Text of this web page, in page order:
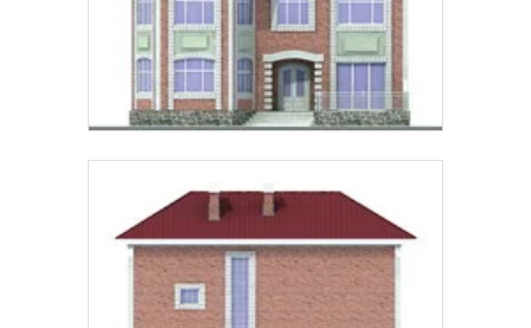
СТРОИТЕЛЬСТВА
Telegram MAX